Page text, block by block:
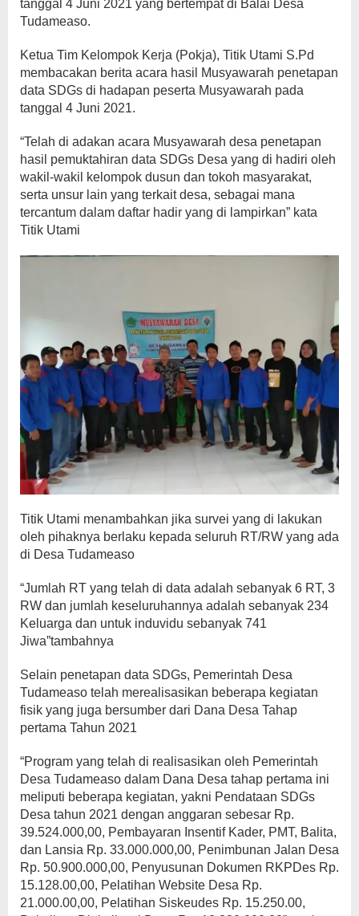
tanggal 4 Juni 2021 yang bertempat di Balai Desa
Tudameaso.
Ketua Tim Kelompok Kerja (Pokja), Titik Utami S.Pd
membacakan berita acara hasil Musyawarah penetapan
data SDGs di hadapan peserta Musyawarah pada
tanggal 4 Juni 2021.
“Telah di adakan acara Musyawarah desa penetapan
hasil pemuktahiran data SDGs Desa yang di hadiri oleh
wakil-wakil kelompok dusun dan tokoh masyarakat,
serta unsur lain yang terkait desa, sebagai mana
tercantum dalam daftar hadir yang di lampirkan” kata
Titik Utami
Titik Utami menambahkan jika survei yang di lakukan
oleh pihaknya berlaku kepada seluruh RT/RW yang ada
di Desa Tudameaso
“Jumlah RT yang telah di data adalah sebanyak 6 RT, 3
RW dan jumlah keseluruhannya adalah sebanyak 234
Keluarga dan untuk induvidu sebanyak 741
Jiwa”tambahnya
Selain penetapan data SDGs, Pemerintah Desa
Tudameaso telah merealisasikan beberapa kegiatan
fisik yang juga bersumber dari Dana Desa Tahap
pertama Tahun 2021
“Program yang telah di realisasikan oleh Pemerintah
Desa Tudameaso dalam Dana Desa tahap pertama ini
meliputi beberapa kegiatan, yakni Pendataan SDGs
Desa tahun 2021 dengan anggaran sebesar Rp.
39.524.000,00, Pembayaran Insentif Kader, PMT, Balita,
dan Lansia Rp. 33.000.000,00, Penimbunan Jalan Desa
Rp. 50.900.000,00, Penyusunan Dokumen RKPDes Rp.
15.128.00,00, Pelatihan Website Desa Rp.
21.000.00,00, Pelatihan Siskeudes Rp. 15.250.00,